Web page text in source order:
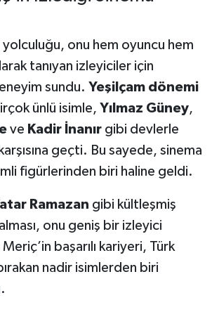
yolculuğu, onu hem oyuncu hem
tanıyan izleyiciler için
sundu. Yeşilçam dönemi
ünlü isimle, Yılmaz Güney,
ve Kadir İnanırgibi devlerle
geçti. Bu sayede, sinema
figürlerinden biri haline geldi.
Ramazan gibi kültleşmiş
onu geniş bir izleyici
başarılı kariyeri, Türk
nadir isimlerden biri